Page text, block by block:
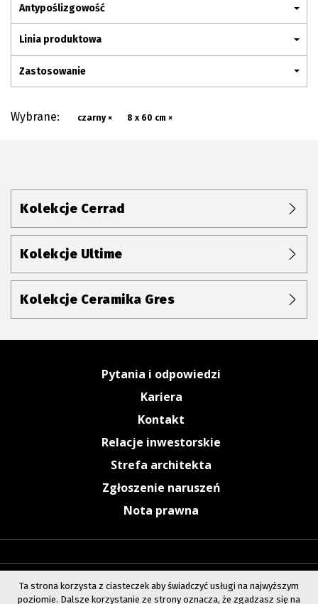
Antypoślizgowość
Linia produktowa
Zastosowanie
Wybrane: czarny × 8 x 60 cm ×
Kolekcje Cerrad
Kolekcje Ultime
Kolekcje Ceramika Gres
Pytania i odpowiedzi
Kariera
Kontakt
Relacje inwestorskie
Strefa architekta
Zgłoszenie naruszeń
Nota prawna
Ta strona korzysta z ciasteczek aby świadczyć usługi na najwyższym
poziomie. Dalsze korzystanie ze strony oznacza, że zgadzasz się na